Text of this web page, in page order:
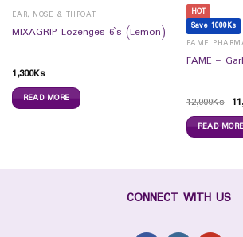
EAR, NOSE & THROAT
MIXAGRIP Lozenges 6`s (Lemon)
1,300Ks
READ MORE
HOT
Save 1000Ks
FAME
FAME –
12,000Ks
READ
CONNECT WITH US